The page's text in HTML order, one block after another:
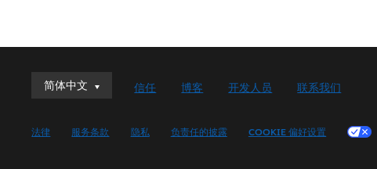
简体中文
简体中文
English (UK)
信任 博客 开发人员 联系我们
法律 服务条款 隐私 负责任的披露 COOKIE 偏好设置